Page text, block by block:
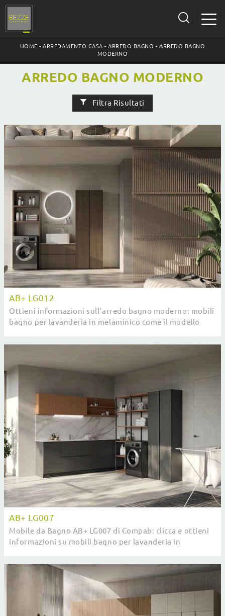
HOME -ARREDAMENTO CASA -ARREDO BAGNO -ARREDO BAGNO
MODERNO
ARREDO BAGNO MODERNO
Filtra Risultati
AB+ LG012
Ottieni informazioni sull'arredo bagno moderno: mobili
bagno per lavanderia in melaminico come il modello
AB+ LG007
Mobile da Bagno AB+ LG007 di Compab: clicca e ottieni
informazioni su mobili bagno per lavanderia in